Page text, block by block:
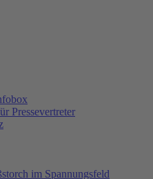
Pressevertreter
im Spannungsfeld